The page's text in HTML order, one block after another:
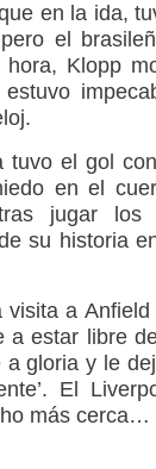
en la ida,
el
Klopp
tuvo el gol
en el
jugar
su historia
a
a estar libre
gloria y le
El
más cerca…